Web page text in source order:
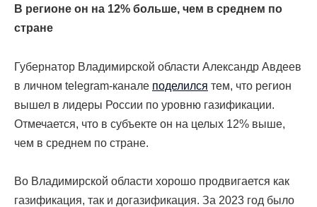
В регионе он на 12% больше, чем в среднем по
стране
Губернатор Владимирской области Александр Авдеев
в личном telegram-канале поделился тем, что регион
вышел в лидеры России по уровню газификации.
Отмечается, что в субъекте он на целых 12% выше,
чем в среднем по стране.
Во Владимирской области хорошо продвигается как
газификация, так и догазификация. За 2023 год было